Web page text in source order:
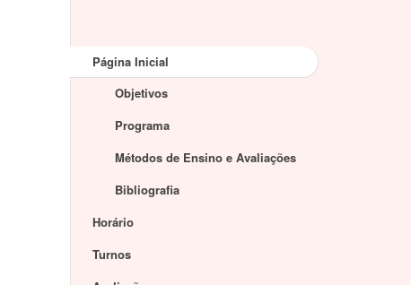
Página Inicial
Objetivos
Programa
Métodos de Ensino e Avaliações
Bibliografia
Horário
Turnos